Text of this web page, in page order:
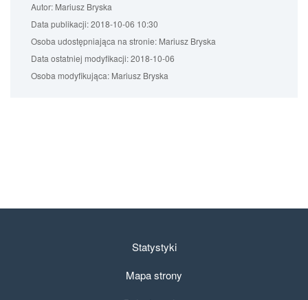
Autor: Mariusz Bryska
Data publikacji:2018-10-06 10:30
Osoba udostępniająca na stronie: Mariusz Bryska
Data ostatniej modyfikacji:2018-10-06
Osoba modyfikująca: Mariusz Bryska
Statystyki
Mapa strony